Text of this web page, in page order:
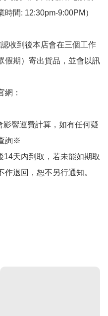
間: 12:30pm-9:00PM）
收到後本店會在三個工作
假期）寄出貨品，並會以訊
網：
響運費計算，如有任何疑
詢※
天內到取，若未能如期取
退回，恕不另行通知。